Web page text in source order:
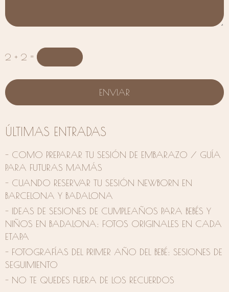
2 + 2 =
ÚLTIMAS ENTRADAS
- COMO PREPARAR TU SESIÓN DE EMBARAZO / GUÍA
PARA FUTURAS MAMÁS
- CUANDO RESERVAR TU SESIÓN NEWBORN EN
BARCELONA Y BADALONA
- IDEAS DE SESIONES DE CUMPLEAÑOS PARA BEBÉS Y
NIÑOS EN BADALONA: FOTOS ORIGINALES EN CADA
ETAPA
- FOTOGRAFÍAS DEL PRIMER AÑO DEL BEBÉ: SESIONES DE
SEGUIMIENTO
- NO TE QUEDES FUERA DE LOS RECUERDOS